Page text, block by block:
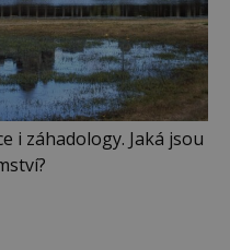
i záhadology. Jaká jsou